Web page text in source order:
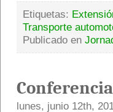
Etiquetas:
Transporte
Publicado en
lunes, junio 12th,